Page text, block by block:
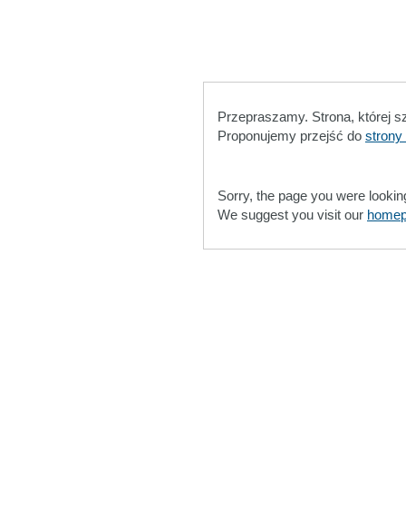
Przepraszamy. Strona, której
Proponujemy przejść do strony
Sorry, the page you were
We suggest you visit our